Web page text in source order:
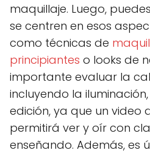
maquillaje. Luego,
se centren en esos
como técnicas de
principiantes o looks de
importante evaluar la
incluyendo la
edición, ya que un
permitirá ver y oír con
enseñando. Además, es